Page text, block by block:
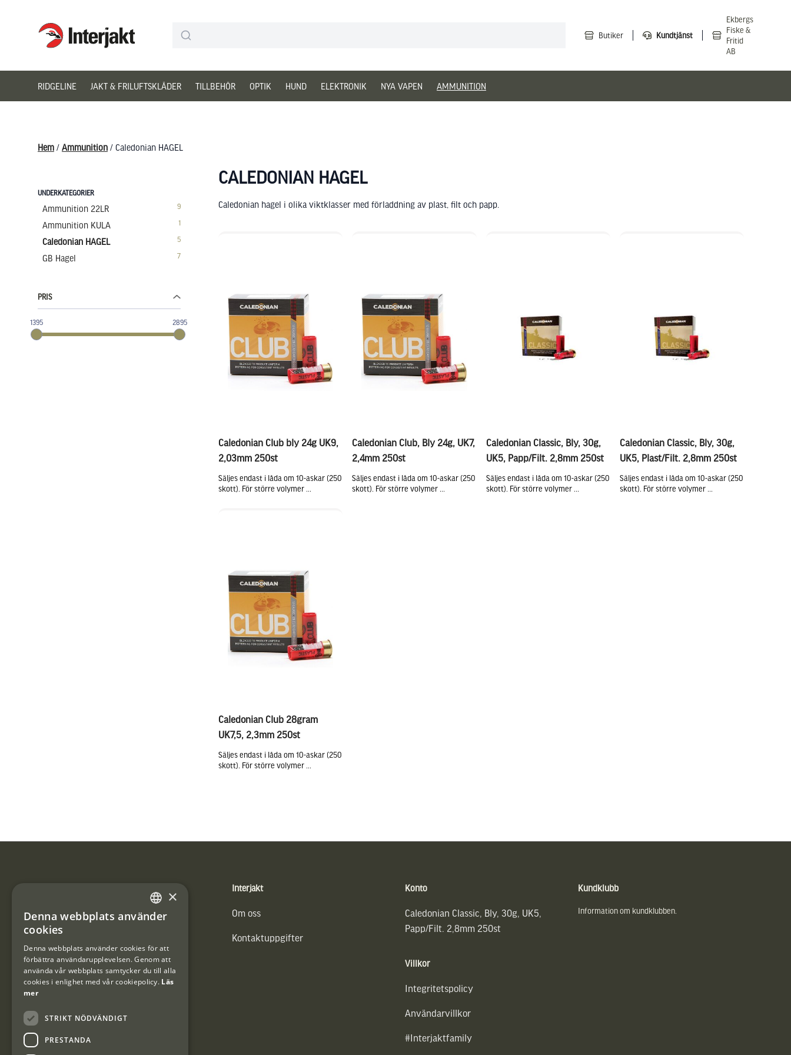
Interjakt SE
Butiker Kundtjänst
Ekbergs
Fiske &
Fritid
AB
RIDGELINE JAKT & FRILUFTSKLÄDER TILLBEHÖR OPTIK HUND ELEKTRONIK NYA VAPEN AMMUNITION
Hem / Ammunition / Caledonian HAGEL
UNDERKATEGORIER
Ammunition 22LR 9
Ammunition KULA 1
Caledonian HAGEL 5
GB Hagel 7
PRIS
1395 2895
CALEDONIAN HAGEL
Caledonian hagel i olika viktklasser med förladdning av plast, filt och papp.
Caledonian Club bly 24g UK9,
2,03mm 250st
Säljes endast i låda om 10-askar (250
skott). För större volymer ...
Caledonian Club, Bly 24g, UK7,
2,4mm 250st
Säljes endast i låda om 10-askar (250
skott). För större volymer ...
Caledonian Classic, Bly, 30g,
UK5, Papp/Filt. 2,8mm 250st
Säljes endast i låda om 10-askar (250
skott). För större volymer ...
Caledonian Classic, Bly, 30g,
UK5, Plast/Filt. 2,8mm 250st
Säljes endast i låda om 10-askar (250
skott). För större volymer ...
Caledonian Club 28gram
UK7,5, 2,3mm 250st
Säljes endast i låda om 10-askar (250
skott). För större volymer ...
Vännäs Friluftbyxa
Interjakt
Om oss
Kontaktuppgifter
Konto
Caledonian Classic, Bly, 30g, UK5,
Papp/Filt. 2,8mm 250st
Villkor
Integritetspolicy
Användarvillkor
#Interjaktfamily
Kundklubb
Information om kundklubben.
SWEDISH
×
Denna webbplats använder
cookies
Denna webbplats använder cookies för att
förbättra användarupplevelsen. Genom att
använda vår webbplats samtycker du till alla
cookies i enlighet med vår cookiepolicy. Läs
mer
STRIKT NÖDVÄNDIGT
PRESTANDA